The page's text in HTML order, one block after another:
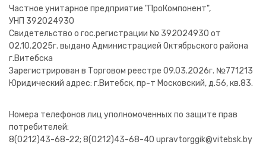
Частное унитарное предприятие "ПроКомпонент",
УНП 392024930
Свидетельство о гос.регистрации № 392024930 от
02.10.2025г. выдано Администрацией Октябрьского района
г.Витебска
Зарегистрирован в Торговом реестре 09.03.2026г. №771213
Юридический адрес: г.Витебск, пр-т Московский, д.56, кв.83.
Номера телефонов лиц уполномоченных по защите прав
потребителей:
8(0212)43-68-22; 8(0212)43-68-40 upravtorggik@vitebsk.by